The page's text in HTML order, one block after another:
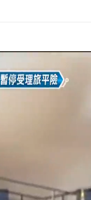
滯留旅客「拚手
鎮韌性演習 AIT